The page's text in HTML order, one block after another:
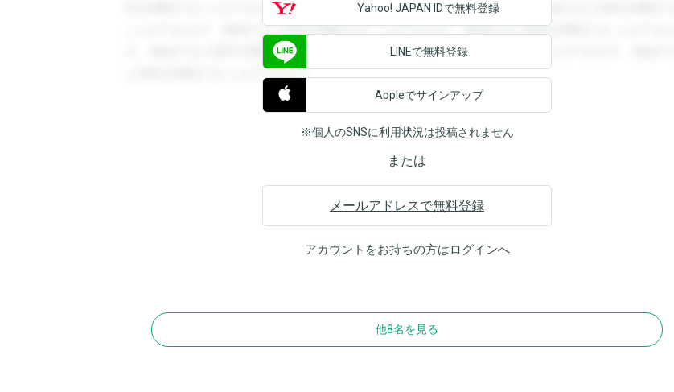
答を閲覧することができます。登録すると回答を閲覧することができます。登録すると回答を閲覧する
ことができます。登録すると回答を閲覧することができます。登録すると回答を閲覧することができま
す。登録すると回答を閲覧することができます。登録すると回答を閲覧することができます。登録する
と回答を閲覧することができます。
Yahoo! JAPAN IDで無料登録
LINEで無料登録
Appleでサインアップ
※個人のSNSに利用状況は投稿されません
または
メールアドレスで無料登録
アカウントをお持ちの方はログインへ
他8名を見る